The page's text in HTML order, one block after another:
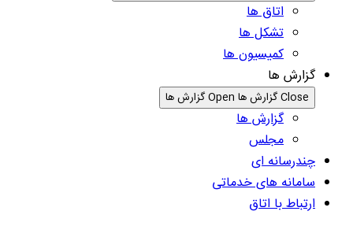
اتاق ها
تشکل ها
کمیسیون ها
گزارش ها
Close گزارش ها Open گزارش ها
گزارش ها
مجلس
چندرسانه ای
سامانه های خدماتی
ارتباط با اتاق